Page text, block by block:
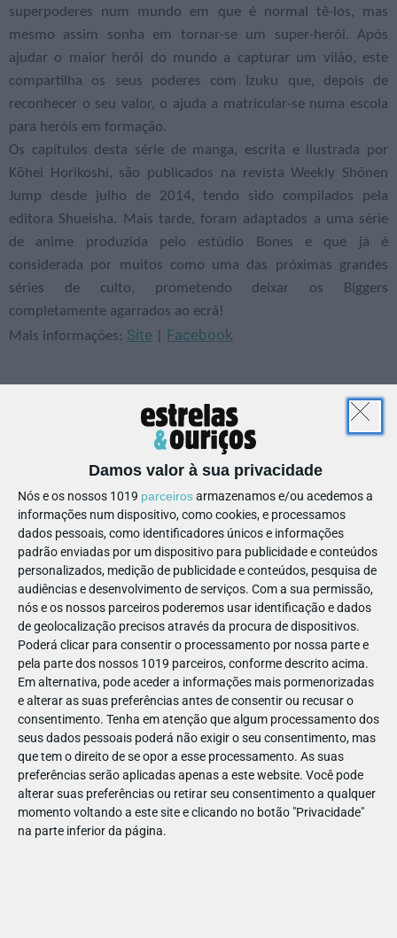
Damos valor à sua privacidade
Nós e os nossos 1019 parceirosarmazenamos e/ou acedemos a
informações num dispositivo, como cookies, e processamos
dados pessoais, como identificadores únicos e informações
padrão enviadas por um dispositivo para publicidade e conteúdos
personalizados, medição de publicidade e conteúdos, pesquisa de
audiências e desenvolvimento de serviços. Com a sua permissão,
nós e os nossos parceiros poderemos usar identificação e dados
de geolocalização precisos através da procura de dispositivos.
Poderá clicar para consentir o processamento por nossa parte e
pela parte dos nossos 1019 parceiros, conforme descrito acima.
Em alternativa, pode aceder a informações mais pormenorizadas
e alterar as suas preferências antes de consentir ou recusar o
consentimento. Tenha em atenção que algum processamento dos
seus dados pessoais poderá não exigir o seu consentimento, mas
que tem o direito de se opor a esse processamento. As suas
preferências serão aplicadas apenas a este website. Você pode
alterar suas preferências ou retirar seu consentimento a qualquer
momento voltando a este site e clicando no botão "Privacidade"
na parte inferior da página.
superpoderes num mundo em que é normal tê-los, mas
mesmo assim sonha em tornar-se um super-herói. Após
ajudar o maior herói do mundo a capturar um vilão, este
compartilha os seus poderes com Izuku que, depois de
reconhecer o seu valor, o ajuda a matricular-se numa escola
para heróis em formação.
Os capítulos desta série de manga, escrita e ilustrada por
Kōhei Horikoshi, são publicados na revista Weekly Shōnen
Jump desde julho de 2014, tendo sido compilados pela
editora Shueisha. Mais tarde, foram adaptados a uma série
de anime produzida pelo estúdio Bones e que já é
considerada por muitos como uma das próximas grandes
séries de culto, prometendo deixar os Biggers
completamente agarrados ao ecrã!
Mais informações: Site Facebook
APPS, JOGOS E TV
MY HERO ACADEMIA
PARTILHAR ESTE ARTIGO
Também lhe pode interessar
PARA BEBÉS
MERCADINHO